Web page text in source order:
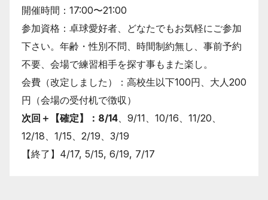
開催時間：17:00〜21:00
参加資格：卓球愛好者、どなたでもお気軽にご参加
下さい。年齢・性別不問、時間制約無し、事前予約
不要、会場で練習相手を探す事もまた楽し。
会費（改定しました）：高校生以下100円、大人200
円（会場の受付机で徴収）
次回＋【確定】：8/14 、9/11、10/16、11/20、
12/18、1/15、2/19、3/19
【終了】4/17, 5/15, 6/19, 7/17